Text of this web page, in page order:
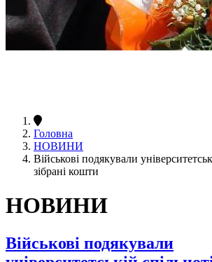
Головна
НОВИНИ
Військові подякували
зібрані кошти
НОВИНИ
Військові подякували